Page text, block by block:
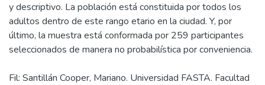
y descriptivo. La población está constituida por todos los
adultos dentro de este rango etario en la ciudad. Y, por
último, la muestra está conformada por 259 participantes
Fil: Santillán Cooper, Mariano. Universidad FASTA. Facultad